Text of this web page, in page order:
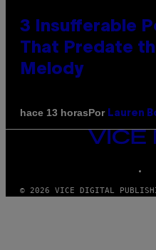
3 Insufferable
That Predate
Melody
hace 13 horasPor Lauren
VICE
MEDIA
© 2026 VICE DIGITAL